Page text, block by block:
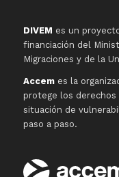
DIVEM es un
financiación del
Migraciones y de la
Accemes la
protege los derechos
situación de
paso a paso.